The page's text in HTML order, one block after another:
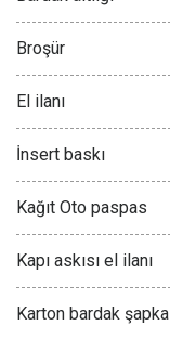
Broşür
El ilanı
İnsert baskı
Kağıt Oto paspas
Kapı askısı el ilanı
Karton bardak şapka